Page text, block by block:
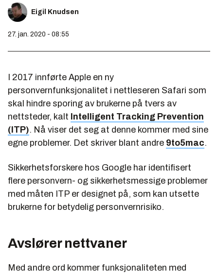
Eigil Knudsen
27. jan. 2020 - 08:55
I 2017 innførte Apple en ny
personvernfunksjonalitet i nettleseren Safari som
skal hindre sporing av brukerne på tvers av
nettsteder, kalt Intelligent Tracking Prevention
(ITP). Nå viser det seg at denne kommer med sine
egne problemer. Det skriver blant andre 9to5mac.
Sikkerhetsforskere hos Google har identifisert
flere personvern- og sikkerhetsmessige problemer
med måten ITP er designet på, som kan utsette
brukerne for betydelig personvernrisiko.
Avslører nettvaner
Med andre ord kommer funksjonaliteten med